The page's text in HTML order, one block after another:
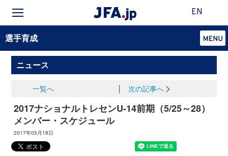
EN
選手育成
ニュース
一覧へ 次の記事へ
2017ナショナルトレセンU-14前期（5/25～28）
メンバー・スケジュール
2017年05月18日